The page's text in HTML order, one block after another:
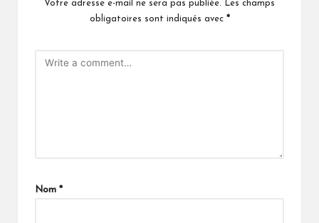
Votre adresse e-mail ne sera pas publiée.
Les champs
obligatoires sont indiqués avec *
Nom *